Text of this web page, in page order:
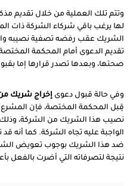
وتتم تلك العملية من خلال تقديم
لها يرغب باقي شركاء الشركة ذات
الشريك عقب رفضه تصفية نصيبه
تقديم الدعوى أمام المحكمة
صحتها، وبعدها تصدر قرارها إما
وفي حالة قبول دعوى إخراج شريك
قِبل المحكمة المختصة، فإن المشرع
نصيب هذا الشريك من الشركة،
الواجبة عليه تجاه الشركة. كما
ضد هذا الشريك بوجوب تعويض
نتيجة لتصرفاته التي أضرت بالفعل